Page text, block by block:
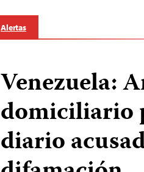
Alertas
Venezuela:
domiciliario
diario